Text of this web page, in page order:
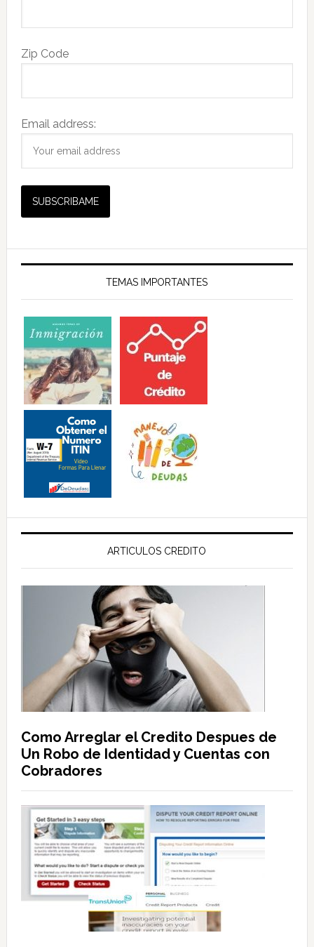
Zip Code
Email address:
TEMAS IMPORTANTES
ARTICULOS CREDITO
Como Arreglar el Credito Despues de
Un Robo de Identidad y Cuentas con
Cobradores